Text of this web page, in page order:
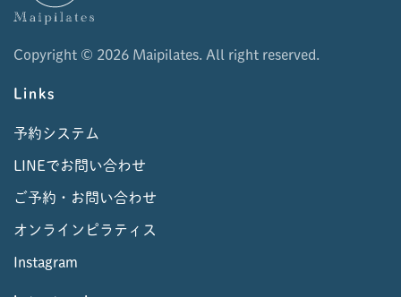
Copyright © 2026 Maipilates. All right reserved.
Links
予約システム
LINEでお問い合わせ
ご予約・お問い合わせ
オンラインピラティス
Instagram